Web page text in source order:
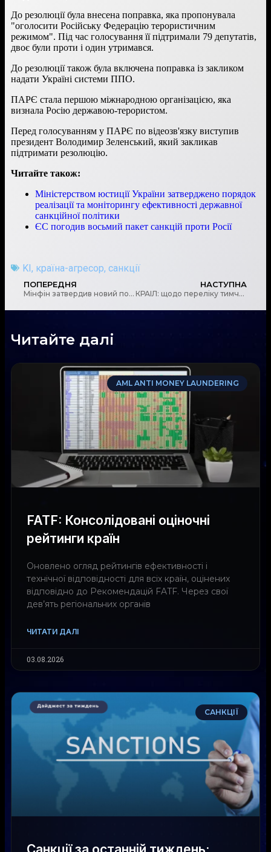
До резолюції була внесена поправка, яка пропонувала
"оголосити Російську Федерацію терористичним
режимом". Під час голосування її підтримали 79 депутатів,
двоє були проти і один утримався.
До резолюції також була включена поправка із закликом
надати Україні системи ППО.
ПАРЄ стала першою міжнародною організацією, яка
визнала Росію державою-терористом.
Перед голосуванням у ПАРЄ по відеозв'язку виступив
президент Володимир Зеленський, який закликав
підтримати резолюцію.
Читайте також:
Міністерством юстиції України затверджено порядок
реалізації та моніторингу ефективності державної
санкційної політики
ЄС погодив восьмий пакет санкцій проти Росії
KI, країна-агресор, санкції
ПОПЕРЕДНЯ
Мінфін затвердив новий порядок перевірки банками сплати ЄСВ при виплаті зарплати
НАСТУПНА
КРАІЛ: щодо переліку тимчасово окупованих територій, на яких забороняється діяльність операторів державних лотерей та організаторів азартних ігор.
Читайте далі
AML ANTI MONEY LAUNDERING
FATF: Консолідовані оціночні
рейтинги країн
Оновлено огляд рейтингів ефективності і
технічної відповідності для всіх країн, оцінених
відповідно до Рекомендацій FATF. Через свої
дев’ять регіональних органів
ЧИТАТИ ДАЛІ
03.08.2026
САНКЦІЇ